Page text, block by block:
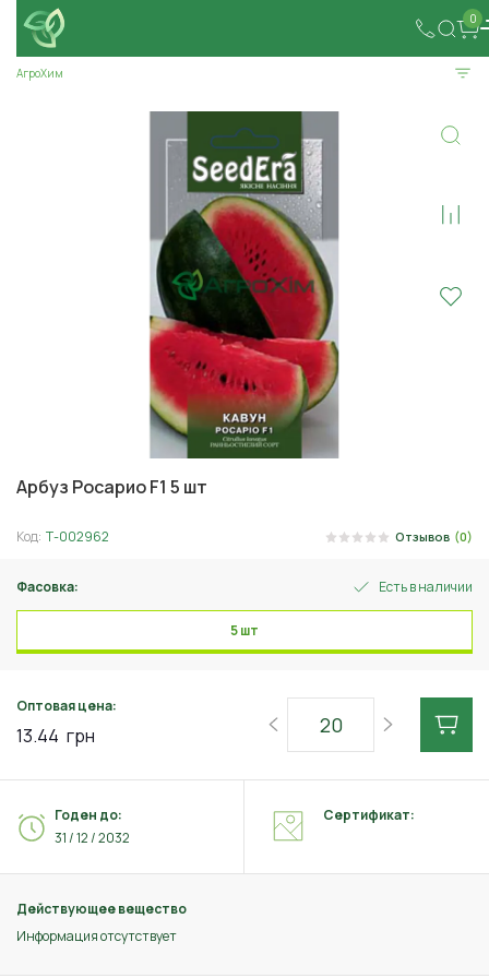
0
АгроХим
Арбуз Росарио F1 5 шт
Код: Т-002962 Отзывов (0)
Фасовка: Есть в наличии
5 шт
Оптовая цена:
13.44 грн
Действующее вещество
Информация отсутствует
Годен до:
31 / 12 / 2032
Сертификат: